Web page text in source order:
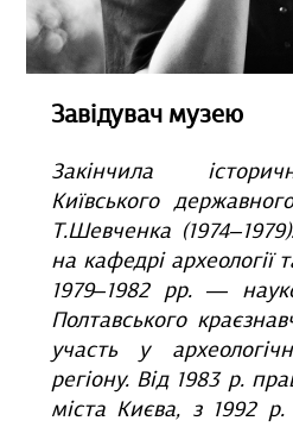
Завідувач музею
Закінчила
Київського
Т.Шевченка
на кафедрі археології
1979–1982 рр. —
Полтавського
участь у
регіону. Від 1983 р.
міста Києва, з 1992